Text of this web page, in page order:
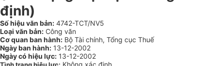
định)
Số hiệu văn bản: 4742-TCT/NV5
Loại văn bản: Công văn
Cơ quan ban hành: Bộ Tài chính, Tổng cục Thuế
Ngày ban hành: 13-12-2002
Ngày có hiệu lực: 13-12-2002
Không xác định